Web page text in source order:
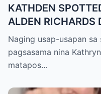
KATHDEN
ALDEN RICHARDS
na ni KATHRYN
Naging usap-usapan
pagsasama nina
matapos…